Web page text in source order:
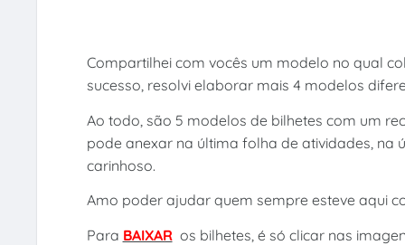
Compartilhei com vocês um modelo no qual
sucesso, resolvi elaborar mais 4 modelos
Ao todo, são 5 modelos de bilhetes com um
pode anexar na última folha de atividades,
carinhoso.
Amo poder ajudar quem sempre esteve aqui
Para BAIXARos bilhetes, é só clicar nas